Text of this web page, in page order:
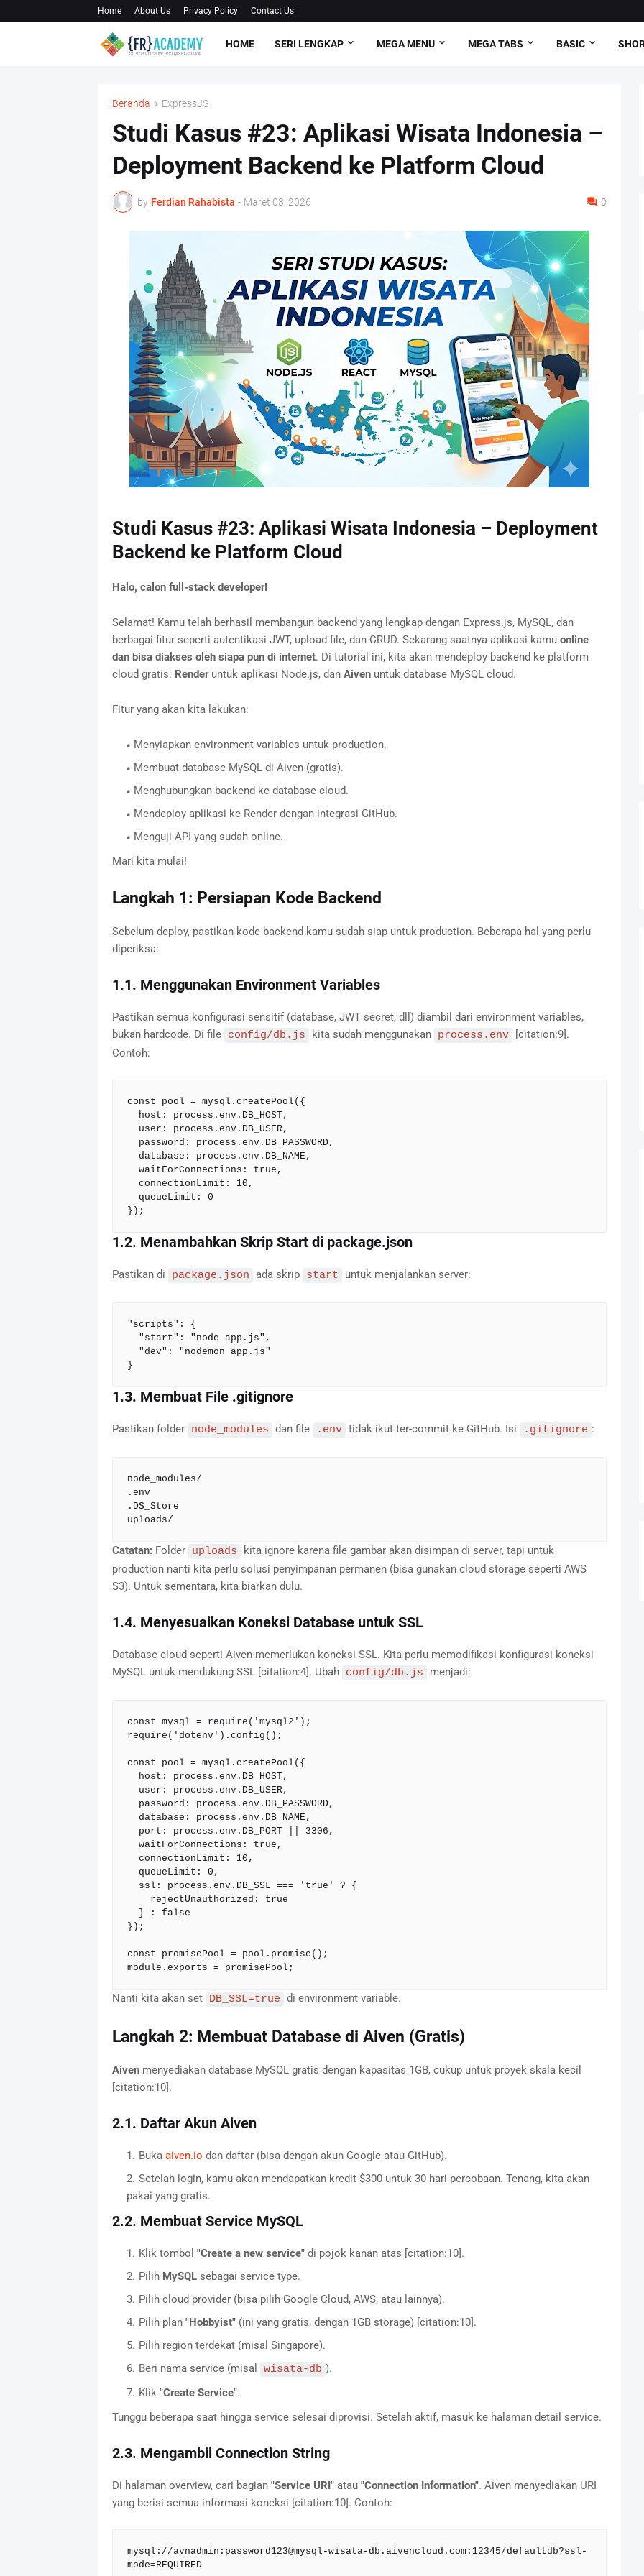
Home About Us Privacy Policy Contact Us
HOME SERI LENGKAP MEGA MENU MEGA TABS BASIC
Beranda ExpressJS
Studi Kasus #23: Aplikasi Wisata Indonesia –
Deployment Backend ke Platform Cloud
by Ferdian Rahabista - Maret 03, 2026 0
Studi Kasus #23: Aplikasi Wisata Indonesia – Deployment
Backend ke Platform Cloud
Halo, calon full-stack developer!
Selamat! Kamu telah berhasil membangun backend yang lengkap dengan Express.js, MySQL, dan
berbagai fitur seperti autentikasi JWT, upload file, dan CRUD. Sekarang saatnya aplikasi kamu online
dan bisa diakses oleh siapa pun di internet. Di tutorial ini, kita akan mendeploy backend ke platform
cloud gratis: Renderuntuk aplikasi Node.js, dan Aivenuntuk database MySQL cloud.
Fitur yang akan kita lakukan:
Menyiapkan environment variables untuk production.
Membuat database MySQL di Aiven (gratis).
Menghubungkan backend ke database cloud.
Mendeploy aplikasi ke Render dengan integrasi GitHub.
Menguji API yang sudah online.
Mari kita mulai!
Langkah 1: Persiapan Kode Backend
Sebelum deploy, pastikan kode backend kamu sudah siap untuk production. Beberapa hal yang perlu
diperiksa:
1.1. Menggunakan Environment Variables
Pastikan semua konfigurasi sensitif (database, JWT secret, dll) diambil dari environment variables,
bukan hardcode. Di file config/db.js kita sudah menggunakan process.env
[citation:9].
Contoh:
const pool = mysql.createPool({
});
1.2. Menambahkan Skrip Start di package.json
Pastikan di package.json ada skrip start untuk menjalankan server:
"scripts": {
}
1.3. Membuat File .gitignore
Pastikan folder node_modules dan file .env tidak ikut ter-commit ke GitHub. Isi .gitignore :
node_modules/
.env
.DS_Store
uploads/
Catatan:Folder uploads
kita ignore karena file gambar akan disimpan di server, tapi untuk
production nanti kita perlu solusi penyimpanan permanen (bisa gunakan cloud storage seperti AWS
S3). Untuk sementara, kita biarkan dulu.
1.4. Menyesuaikan Koneksi Database untuk SSL
Database cloud seperti Aiven memerlukan koneksi SSL. Kita perlu memodifikasi konfigurasi koneksi
MySQL untuk mendukung SSL [citation:4]. Ubah config/db.js menjadi:
const mysql = require('mysql2');
require('dotenv').config();
const pool = mysql.createPool({
});
const promisePool = pool.promise();
module.exports = promisePool;
Nanti kita akan set DB_SSL=true di environment variable.
Langkah 2: Membuat Database di Aiven (Gratis)
Aivenmenyediakan database MySQL gratis dengan kapasitas 1GB, cukup untuk proyek skala kecil
[citation:10].
2.1. Daftar Akun Aiven
Buka aiven.io dan daftar (bisa dengan akun Google atau GitHub).
Setelah login, kamu akan mendapatkan kredit $300 untuk 30 hari percobaan. Tenang, kita akan
pakai yang gratis.
2.2. Membuat Service MySQL
Klik tombol "Create a new service"di pojok kanan atas [citation:10].
Pilih MySQLsebagai service type.
Pilih cloud provider (bisa pilih Google Cloud, AWS, atau lainnya).
Pilih plan "Hobbyist"(ini yang gratis, dengan 1GB storage) [citation:10].
Pilih region terdekat (misal Singapore).
Beri nama service (misal
wisata-db ).
Klik "Create Service".
Tunggu beberapa saat hingga service selesai diprovisi. Setelah aktif, masuk ke halaman detail service.
2.3. Mengambil Connection String
Di halaman overview, cari bagian "Service URI"atau "Connection Information". Aiven menyediakan URI
yang berisi semua informasi koneksi [citation:10]. Contoh:
mysql://avnadmin:password123@mysql-wisata-db.aivencloud.com:12345/defaultdb?ssl-
mode=REQUIRED